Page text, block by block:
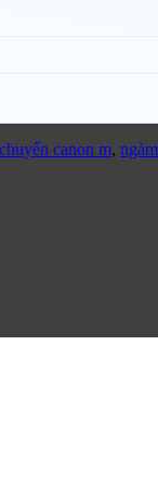
canon m,